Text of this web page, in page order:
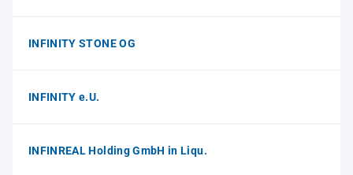
INFINITY STONE OG
INFINITY e.U.
INFINREAL Holding GmbH in Liqu.